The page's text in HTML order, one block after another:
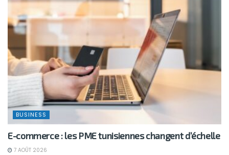
BUSINESS
E-commerce : les PME tunisiennes changent d’échelle
7 AOÛT 2026